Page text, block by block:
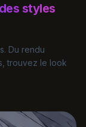
styles
Du rendu
trouvez le look